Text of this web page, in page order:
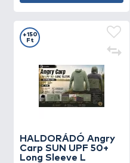
HALDORÁDÓ Angry
Carp SUN UPF 50+
Long Sleeve L
+150
Ft